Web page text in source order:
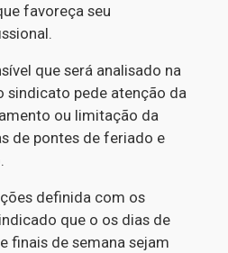
favoreça seu
que será analisado na
sindicato pede atenção da
ou limitação da
de pontes de feriado e
definida com os
que o os dias de
finais de semana sejam